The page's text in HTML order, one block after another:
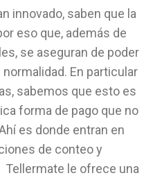
innovado, saben que la
eso que, además de
se aseguran de poder
En particular
sabemos que esto es
forma de pago que no
es donde entran en
de conteo y
le ofrece una